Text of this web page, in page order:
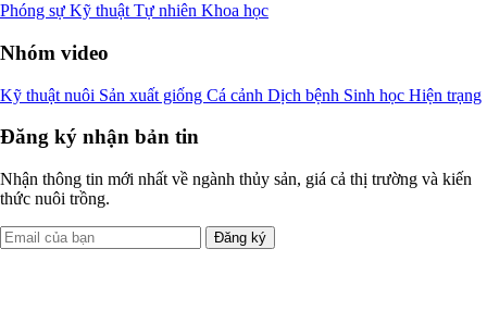
Phóng sự Kỹ thuật Tự nhiên Khoa học
Nhóm video
Kỹ thuật nuôi Sản xuất giống Cá cảnh Dịch bệnh Sinh học Hiện trạng
Đăng ký nhận bản tin
Nhận thông tin mới nhất về ngành thủy sản, giá cả thị trường và kiến
thức nuôi trồng.
Đăng ký